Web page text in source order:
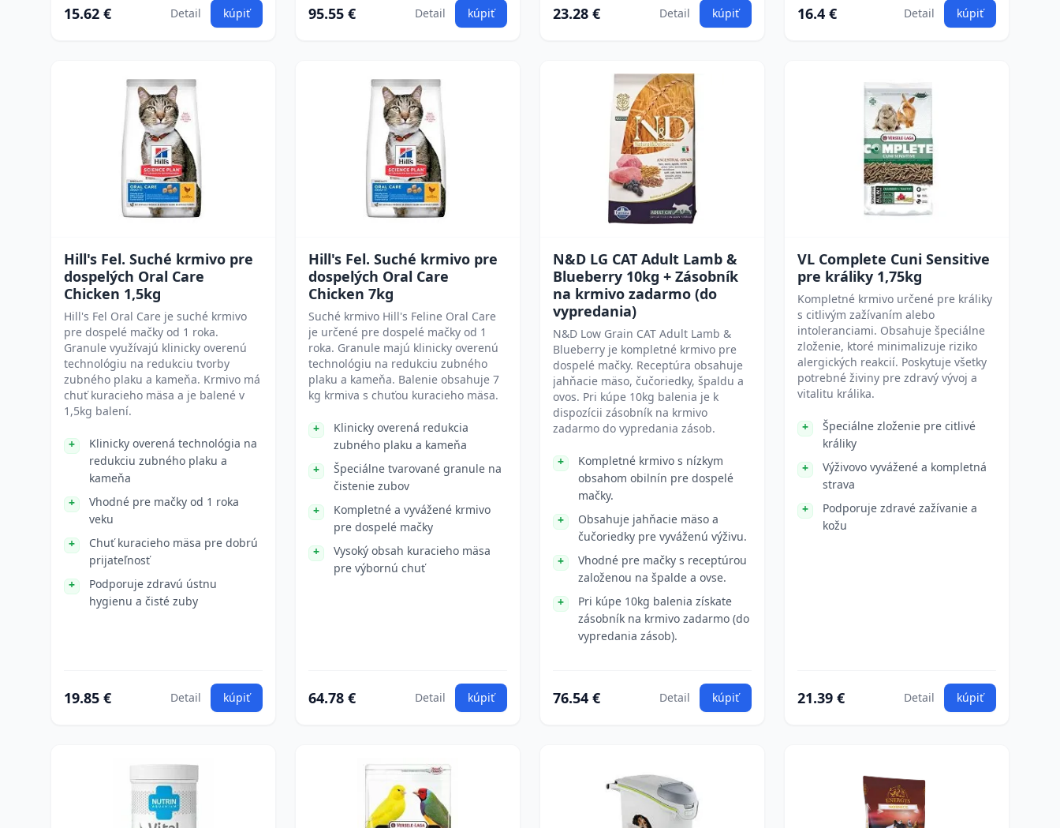
15.62 € Detail kúpiť 95.55 € Detail kúpiť 23.28 € Detail kúpiť 16.4 € Detail kúpiť
Hill's Fel. Suché krmivo pre
dospelých Oral Care
Chicken 1,5kg
Hill's Fel Oral Care je suché krmivo
pre dospelé mačky od 1 roka.
Granule využívajú klinicky overenú
technológiu na redukciu tvorby
zubného plaku a kameňa. Krmivo má
chuť kuracieho mäsa a je balené v
1,5kg balení.
Klinicky overená technológia na
redukciu zubného plaku a
kameňa
Vhodné pre mačky od 1 roka
veku
Chuť kuracieho mäsa pre dobrú
prijateľnosť
Podporuje zdravú ústnu
hygienu a čisté zuby
19.85 € Detail kúpiť
Hill's Fel. Suché krmivo pre
dospelých Oral Care
Chicken 7kg
Suché krmivo Hill's Feline Oral Care
je určené pre dospelé mačky od 1
roka. Granule majú klinicky overenú
technológiu na redukciu zubného
plaku a kameňa. Balenie obsahuje 7
kg krmiva s chuťou kuracieho mäsa.
Klinicky overená redukcia
zubného plaku a kameňa
Špeciálne tvarované granule na
čistenie zubov
Kompletné a vyvážené krmivo
pre dospelé mačky
Vysoký obsah kuracieho mäsa
pre výbornú chuť
64.78 € Detail kúpiť
N&D LG CAT Adult Lamb &
Blueberry 10kg + Zásobník
na krmivo zadarmo (do
vypredania)
N&D Low Grain CAT Adult Lamb &
Blueberry je kompletné krmivo pre
dospelé mačky. Receptúra obsahuje
jahňacie mäso, čučoriedky, špaldu a
ovos. Pri kúpe 10kg balenia je k
dispozícii zásobník na krmivo
zadarmo do vypredania zásob.
Kompletné krmivo s nízkym
obsahom obilnín pre dospelé
mačky.
Obsahuje jahňacie mäso a
čučoriedky pre vyváženú výživu.
Vhodné pre mačky s receptúrou
založenou na špalde a ovse.
Pri kúpe 10kg balenia získate
zásobník na krmivo zadarmo (do
vypredania zásob).
76.54 € Detail kúpiť
VL Complete Cuni Sensitive
pre králiky 1,75kg
Kompletné krmivo určené pre králiky
s citlivým zažívaním alebo
intoleranciami. Obsahuje špeciálne
zloženie, ktoré minimalizuje riziko
alergických reakcií. Poskytuje všetky
potrebné živiny pre zdravý vývoj a
vitalitu králika.
Špeciálne zloženie pre citlivé
králiky
Výživovo vyvážené a kompletná
strava
Podporuje zdravé zažívanie a
kožu
21.39 € Detail kúpiť